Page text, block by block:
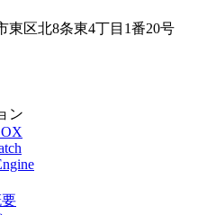
東区北8条東4丁目1番20号
ン